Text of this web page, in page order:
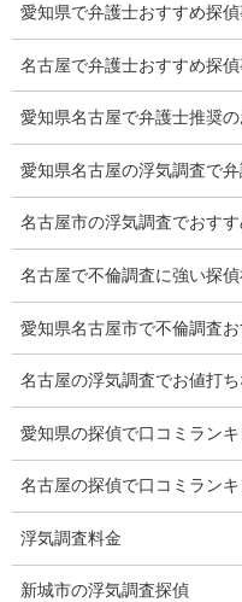
浮気をする人
探偵社の選び方
浮気度チェック
会社案内
損害保険調査
会社沿革
プライバシーポリシー
探偵業法
法令遵守
推奨・提携法律事務所
ブログ
探偵エッセイ
愛知県で弁護士おすすめ探
名古屋で弁護士おすすめ探
愛知県名古屋で弁護士推奨
愛知県名古屋の浮気調査で
名古屋市の浮気調査でおす
名古屋で不倫調査に強い探
愛知県名古屋市で不倫調査
名古屋の浮気調査でお値打
愛知県の探偵で口コミラン
名古屋の探偵で口コミラン
浮気調査料金
新城市の浮気調査探偵